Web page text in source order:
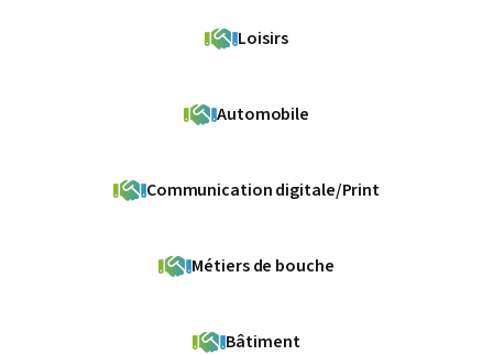
Loisirs
Automobile
Communication digitale/Print
Métiers de bouche
Bâtiment